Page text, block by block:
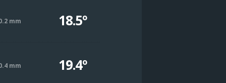
mm 18.5º
mm 19.4º